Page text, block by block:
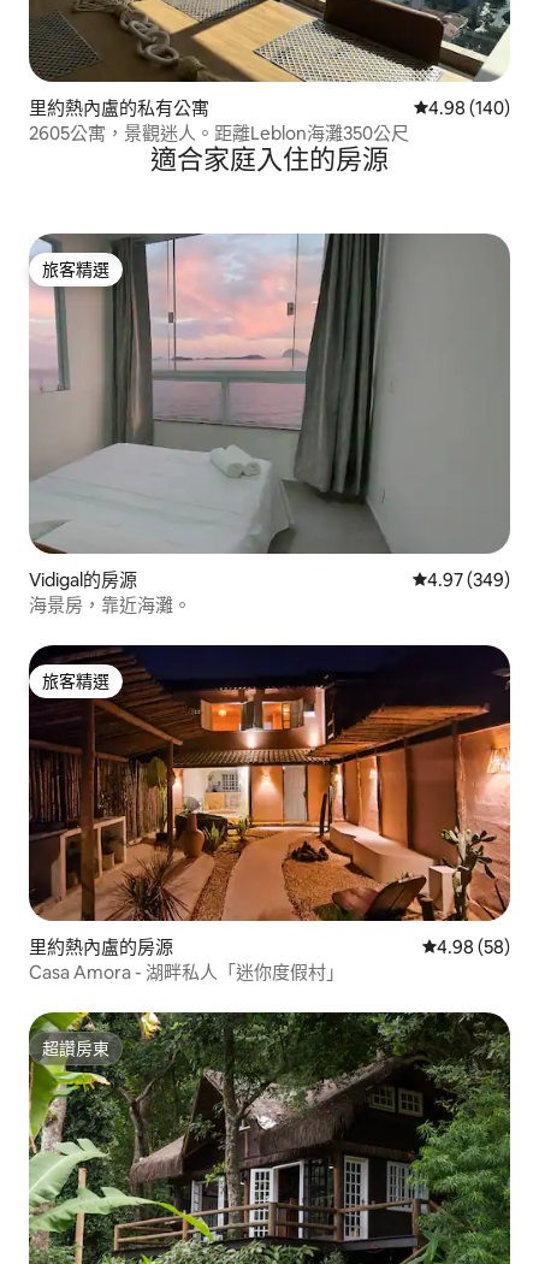
里約熱內盧的私有公寓 從 140 則評價
4.98 (140)
2605公寓，景觀迷人。距離Leblon海灘350公尺
適合家庭入住的房源
旅客精選
旅客精選
Vidigal的房源 從 349 則評價
4.97 (349)
海景房，靠近海灘。
旅客精選
旅客精選
里約熱內盧的房源 從 58 則評價
4.98 (58)
Casa Amora - 湖畔私人「迷你度假村」
超讚房東
超讚房東